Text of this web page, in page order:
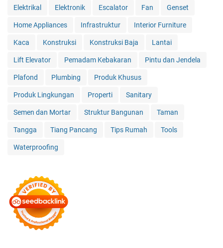
Elektrikal Elektronik Escalator Fan Genset
Home Appliances Infrastruktur Interior Furniture
Kaca Konstruksi Konstruksi Baja Lantai
Lift Elevator Pemadam Kebakaran Pintu dan Jendela
Plafond Plumbing Produk Khusus
Produk Lingkungan Properti Sanitary
Semen dan Mortar Struktur Bangunan Taman
Tangga Tiang Pancang Tips Rumah Tools
Waterproofing